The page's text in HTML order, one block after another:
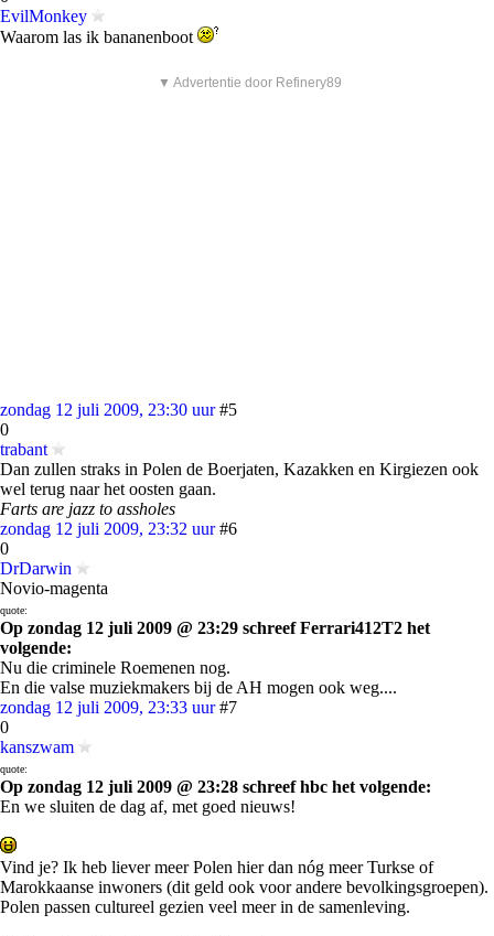
EvilMonkey
Waarom las ik bananenboot
▼ Advertentie door Refinery89
zondag 12 juli 2009, 23:30 uur #5
0
trabant
Dan zullen straks in Polen de Boerjaten, Kazakken en Kirgiezen ook
wel terug naar het oosten gaan.
Farts are jazz to assholes
zondag 12 juli 2009, 23:32 uur #6
0
DrDarwin
Novio-magenta
quote:
Op zondag 12 juli 2009 @ 23:29 schreef Ferrari412T2 het
volgende:
Nu die criminele Roemenen nog.
En die valse muziekmakers bij de AH mogen ook weg....
zondag 12 juli 2009, 23:33 uur #7
0
kanszwam
quote:
Op zondag 12 juli 2009 @ 23:28 schreef hbc het volgende:
En we sluiten de dag af, met goed nieuws!
Vind je? Ik heb liever meer Polen hier dan nóg meer Turkse of
Marokkaanse inwoners (dit geld ook voor andere bevolkingsgroepen).
Polen passen cultureel gezien veel meer in de samenleving.